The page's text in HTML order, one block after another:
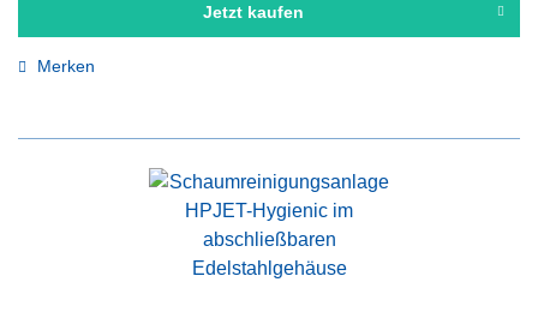
Jetzt kaufen
Merken